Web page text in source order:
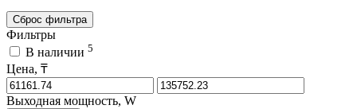
Сброс фильтра
Фильтры
В наличии 5
Цена, ₸
Выходная мощность, W